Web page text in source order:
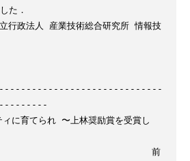
た．
に育てられ 〜上林奨励賞を受賞し